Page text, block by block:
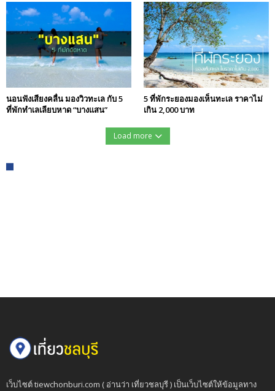
นอนฟังเสียงคลื่น มองวิวทะเล กับ 5
ที่พักทำเลเลียบหาด “บางแสน”
5 ที่พักระยองมองเห็นทะเล ราคาไม่
เกิน 2,000 บาท
Load more
เว็บไซต์ tiewchonburi.com ( อ่านว่า เที่ยวชลบุรี ) เป็นเว็บไซต์ให้ข้อมูลทาง